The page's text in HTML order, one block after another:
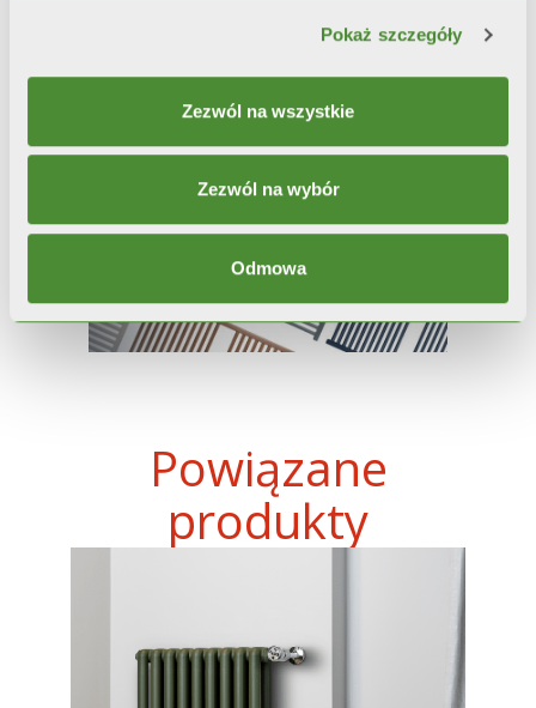
Pokaż szczegóły
Zezwól na wszystkie
Zezwól na wybór
Odmowa
Video
Powiązane
produkty